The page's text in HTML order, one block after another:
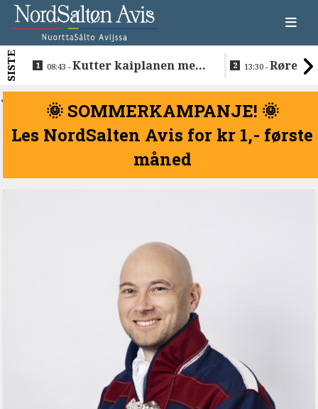
SISTE 08:43 -Kutter kaiplanen med
kroner
13:30 -
<
🌞 SOMMERKAMPANJE! 🌞
Les NordSalten Avis for kr 1,- første
måned